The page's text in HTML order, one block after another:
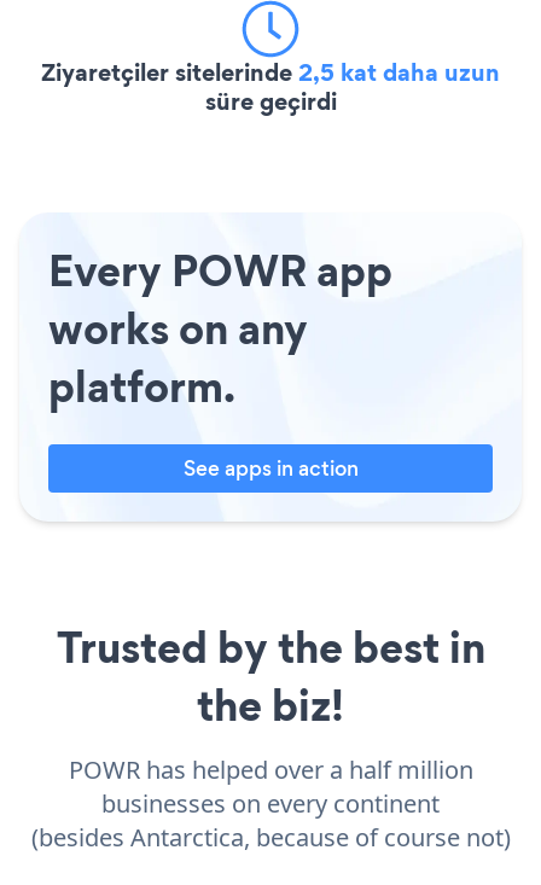
Ziyaretçiler sitelerinde2,5 kat daha uzun
süre geçirdi
Every POWR app
works on any
platform.
See apps in action
Trusted by the best in
the biz!
POWR has helped over a half million
businesses on every continent
(besides Antarctica, because of course not)